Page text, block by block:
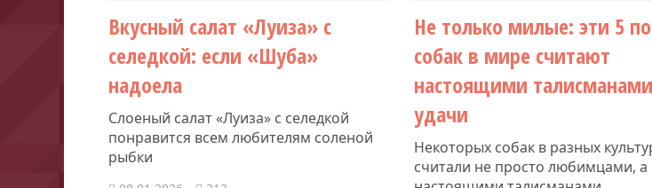
Вкусный салат «Луиза» с
селедкой: если «Шуба»
надоела
Слоеный салат «Луиза» с селедкой
понравится всем любителям соленой
рыбки
Не только милые: эти 5
собак в мире считают
настоящими талисманами
удачи
Некоторых собак в разных
считали не просто любимцами, а